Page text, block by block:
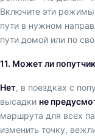
Включите эти
пути в нужном
пути домой или по
11. Может ли
Нет, в поездках с
высадки не
маршрута для всех
изменить точку,